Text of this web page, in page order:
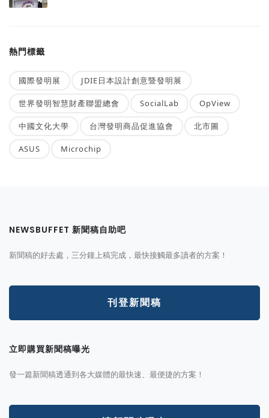
熱門標籤
國際發明展 JDIE日本設計創意暨發明展
世界發明智慧財產聯盟總會 SocialLab OpView
中國文化大學 台灣發明商品促進協會 北市圖
ASUS Microchip
NEWSBUFFET 新聞稿自助吧
新聞稿的好去處，三分鐘上稿完成，最快接觸最多讀者的方案！
刊登新聞稿
立即購買新聞稿曝光
發一篇新聞稿透通到各大媒體的最快速、最便捷的方案！